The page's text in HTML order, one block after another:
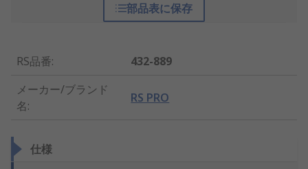
部品表に保存
RS品番:
432-889
メーカー/ブランド
名:
RS PRO
仕様